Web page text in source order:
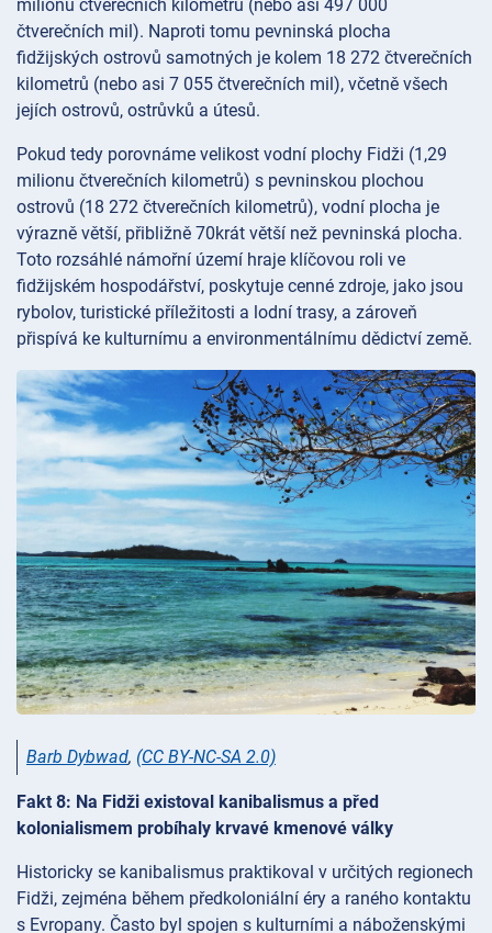
milionu čtverečních kilometrů (nebo asi 497 000
čtverečních mil). Naproti tomu pevninská plocha
fidžijských ostrovů samotných je kolem 18 272 čtverečních
kilometrů (nebo asi 7 055 čtverečních mil), včetně všech
jejích ostrovů, ostrůvků a útesů.
Pokud tedy porovnáme velikost vodní plochy Fidži (1,29
milionu čtverečních kilometrů) s pevninskou plochou
ostrovů (18 272 čtverečních kilometrů), vodní plocha je
výrazně větší, přibližně 70krát větší než pevninská plocha.
Toto rozsáhlé námořní území hraje klíčovou roli ve
fidžijském hospodářství, poskytuje cenné zdroje, jako jsou
rybolov, turistické příležitosti a lodní trasy, a zároveň
přispívá ke kulturnímu a environmentálnímu dědictví země.
Barb Dybwad, (CC BY-NC-SA 2.0)
Fakt 8: Na Fidži existoval kanibalismus a před
kolonialismem probíhaly krvavé kmenové války
Historicky se kanibalismus praktikoval v určitých regionech
Fidži, zejména během předkoloniální éry a raného kontaktu
s Evropany. Často byl spojen s kulturními a náboženskými